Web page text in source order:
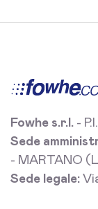
Fowhe s.r.l. -
Sede
- MARTANO
Sede legale: